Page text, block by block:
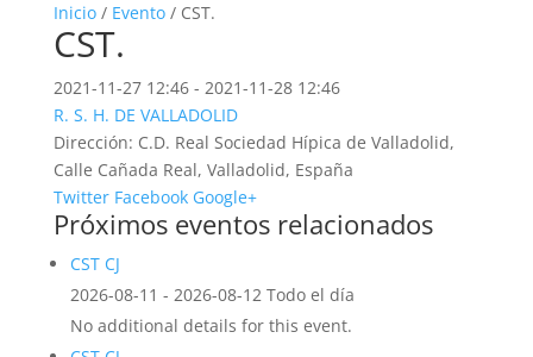
Inicio/ Evento/ CST.
CST.
2021-11-27 12:46 - 2021-11-28 12:46
R. S. H. DE VALLADOLID
Dirección: C.D. Real Sociedad Hípica de Valladolid,
Calle Cañada Real, Valladolid, España
Twitter Facebook Google+
Próximos eventos relacionados
CST CJ
2026-08-11 - 2026-08-12 Todo el día
No additional details for this event.